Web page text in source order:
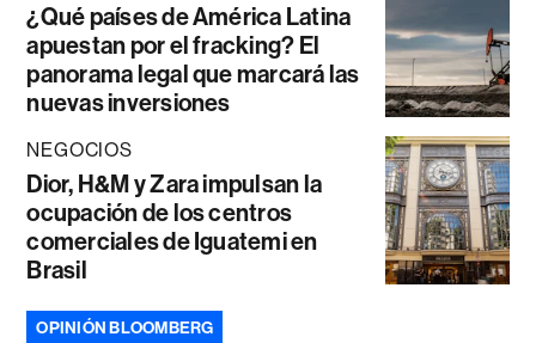
¿Qué países de América Latina
apuestan por el fracking? El
panorama legal que marcará las
nuevas inversiones
NEGOCIOS
Dior, H&M y Zara impulsan la
ocupación de los centros
comerciales de Iguatemi en
Brasil
OPINIÓN BLOOMBERG